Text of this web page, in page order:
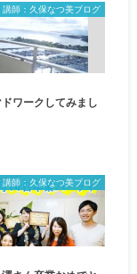
講師：久保なつ美ブログ
ワークしてみまし
講師：久保なつ美ブログ